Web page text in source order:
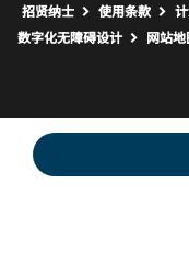
招贤纳士 使用条款
数字化无障碍设计
网站地